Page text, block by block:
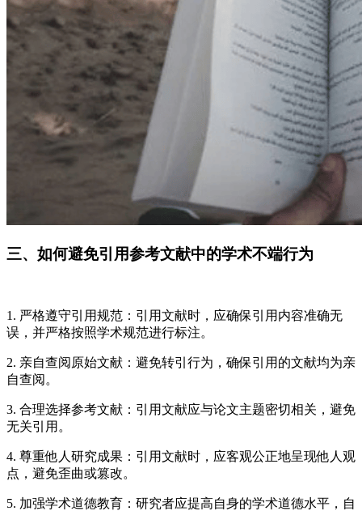
三、如何避免引用参考文献中的学术不端行为
1. 严格遵守引用规范：引用文献时，应确保引用内容准确无
误，并严格按照学术规范进行标注。
2. 亲自查阅原始文献：避免转引行为，确保引用的文献均为亲
自查阅。
3. 合理选择参考文献：引用文献应与论文主题密切相关，避免
无关引用。
4. 尊重他人研究成果：引用文献时，应客观公正地呈现他人观
点，避免歪曲或篡改。
5. 加强学术道德教育：研究者应提高自身的学术道德水平，自